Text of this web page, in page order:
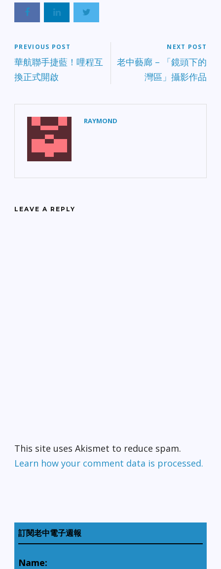
PREVIOUS POST
華航聯手捷藍！哩程互
換正式開啟
NEXT POST
老中藝廊 – 「鏡頭下的
灣區」攝影作品
RAYMOND
LEAVE A REPLY
This site uses Akismet to reduce spam.
Learn how your comment data is processed.
訂閱老中電子週報
Name: